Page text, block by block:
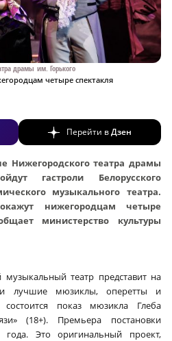
драмы им. Горького
четыре спектакля
Перейти вДзен
Нижегородского театра драмы
гастроли Белорусского
музыкального театра.
нижегородцам четыре
министерство культуры
музыкальный театр представит на
лучшие мюзиклы, оперетты и
показ мюзикла Глеба
(18+). Премьера постановки
года. Это оригинальный проект,